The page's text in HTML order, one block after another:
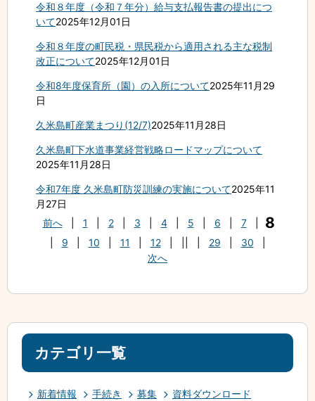
令和８年度（令和７年分）給与支払報告書の提出につ
いて2025年12月01日
令和８年度の町民税・県民税から適用される主な税制
改正について2025年12月01日
令和8年度保育所（園）の入所について2025年11月29
日
久米島町産業まつり(12/7)2025年11月28日
久米島町下水道事業経営戦略ロードマップについて
2025年11月28日
令和7年度 久米島町防災訓練の実施について2025年11
月27日
前へ
1 2 3 4 5 6 7 8
9 10 11 12 29 30
次へ
カテゴリ一覧
新着情報 手続き 募集 資料ダウンロード